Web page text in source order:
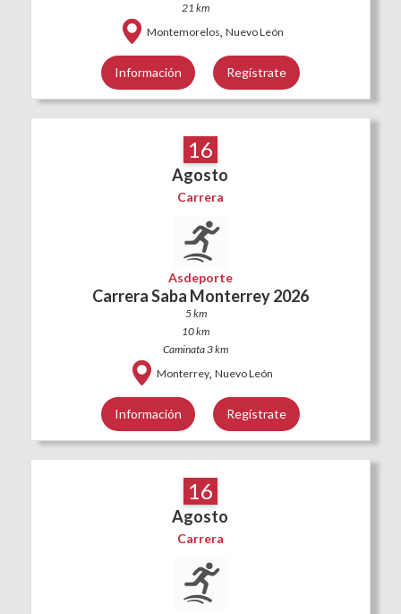
21 km
Montemorelos, Nuevo León
Información Regístrate
16
Agosto
Carrera
Asdeporte
Carrera Saba Monterrey 2026
5 km
10 km
Caminata 3 km
Monterrey, Nuevo León
Información Regístrate
16
Agosto
Carrera